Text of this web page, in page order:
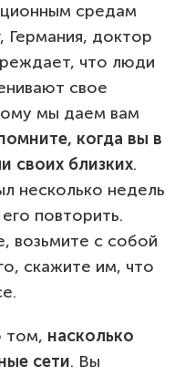
средам
Германия, доктор
что люди
свое
мы даем вам
когда вы в
своих близких.
несколько недель
повторить.
возьмите с собой
скажите им, что
том, насколько
сети. Вы